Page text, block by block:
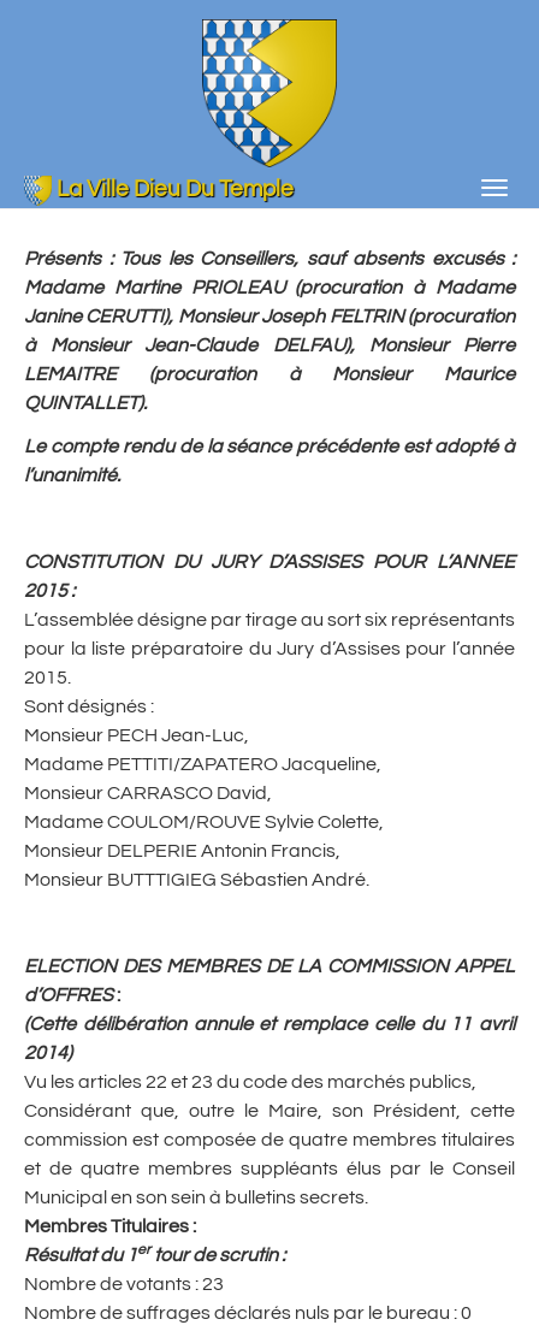
La Ville Dieu Du Temple
Présents: Tous les Conseillers, sauf absents excusés :
Madame Martine PRIOLEAU (procuration à Madame
Janine CERUTTI), Monsieur Joseph FELTRIN (procuration
à Monsieur Jean-Claude DELFAU), Monsieur Pierre
LEMAITRE (procuration à Monsieur Maurice
QUINTALLET).
Le compte rendu de la séance précédente est adopté à
l’unanimité.
CONSTITUTION DU JURY D’ASSISES POUR L’ANNEE
2015:
L’assemblée désigne par tirage au sort six représentants
pour la liste préparatoire du Jury d’Assises pour l’année
2015.
Sont désignés :
Monsieur PECH Jean-Luc,
Madame PETTITI/ZAPATERO Jacqueline,
Monsieur CARRASCO David,
Madame COULOM/ROUVE Sylvie Colette,
Monsieur DELPERIE Antonin Francis,
Monsieur BUTTTIGIEG Sébastien André.
ELECTION DES MEMBRES DE LA COMMISSION APPEL
d’OFFRES:
(Cette délibération annule et remplace celle du 11 avril
2014)
Vu les articles 22 et 23 du code des marchés publics,
Considérant que, outre le Maire, son Président, cette
commission est composée de quatre membres titulaires
et de quatre membres suppléants élus par le Conseil
Municipal en son sein à bulletins secrets.
Membres Titulaires :
Résultat du 1er tour de scrutin:
Nombre de votants : 23
Nombre de suffrages déclarés nuls par le bureau : 0